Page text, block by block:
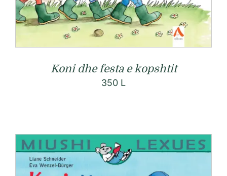
Koni dhe festa e kopshtit
350 L